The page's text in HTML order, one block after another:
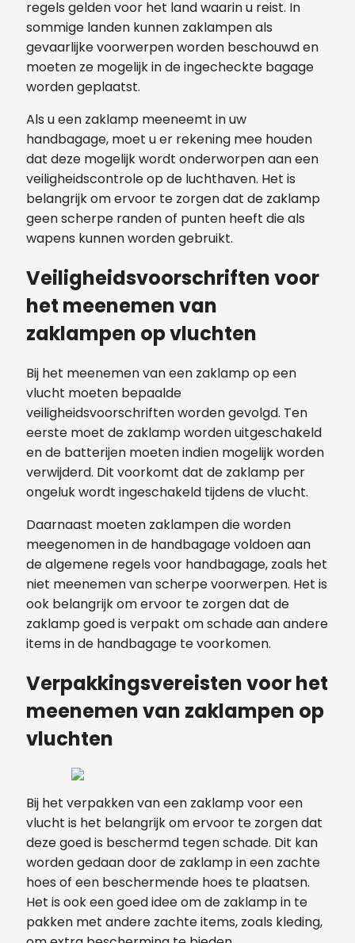
regels gelden voor het land waarin u reist. In
sommige landen kunnen zaklampen als
gevaarlijke voorwerpen worden beschouwd en
moeten ze mogelijk in de ingecheckte bagage
worden geplaatst.
Als u een zaklamp meeneemt in uw
handbagage, moet u er rekening mee houden
dat deze mogelijk wordt onderworpen aan een
veiligheidscontrole op de luchthaven. Het is
belangrijk om ervoor te zorgen dat de zaklamp
geen scherpe randen of punten heeft die als
wapens kunnen worden gebruikt.
Veiligheidsvoorschriften voor
het meenemen van
zaklampen op vluchten
Bij het meenemen van een zaklamp op een
vlucht moeten bepaalde
veiligheidsvoorschriften worden gevolgd. Ten
eerste moet de zaklamp worden uitgeschakeld
en de batterijen moeten indien mogelijk worden
verwijderd. Dit voorkomt dat de zaklamp per
ongeluk wordt ingeschakeld tijdens de vlucht.
Daarnaast moeten zaklampen die worden
meegenomen in de handbagage voldoen aan
de algemene regels voor handbagage, zoals het
niet meenemen van scherpe voorwerpen. Het is
ook belangrijk om ervoor te zorgen dat de
zaklamp goed is verpakt om schade aan andere
items in de handbagage te voorkomen.
Verpakkingsvereisten voor het
meenemen van zaklampen op
vluchten
Bij het verpakken van een zaklamp voor een
vlucht is het belangrijk om ervoor te zorgen dat
deze goed is beschermd tegen schade. Dit kan
worden gedaan door de zaklamp in een zachte
hoes of een beschermende hoes te plaatsen.
Het is ook een goed idee om de zaklamp in te
pakken met andere zachte items, zoals kleding,